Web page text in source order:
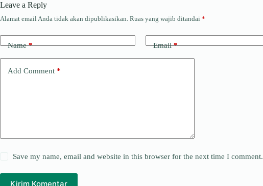
Leave a Reply
Alamat email Anda tidak akan dipublikasikan. Ruas yang wajib ditandai *
Name* Email*
Add Comment *
Save my name, email and website in this browser for the next time I comment.
Kirim Komentar